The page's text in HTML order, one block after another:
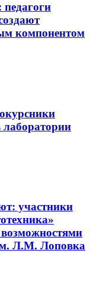
компонентом
участники
Л.М. Лоповка